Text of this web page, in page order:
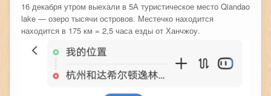
16 декабря утром выехали в 5А туристическое место Qiandao
lake — озеро тысячи островов. Местечко находится
находится в 175 км = 2,5 часа езды от Ханчжоу.